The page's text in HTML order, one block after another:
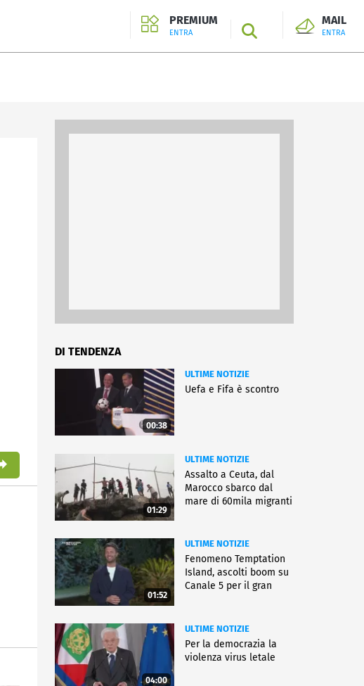
PREMIUM
ENTRA SEARCH
MAIL
ENTRA
DI TENDENZA
00:38
ULTIME NOTIZIE
Uefa e Fifa è scontro
01:29
ULTIME NOTIZIE
Assalto a Ceuta, dal
Marocco sbarco dal
mare di 60mila migranti
01:52
ULTIME NOTIZIE
Fenomeno Temptation
Island, ascolti boom su
Canale 5 per il gran
04:00
ULTIME NOTIZIE
Per la democrazia la
violenza virus letale